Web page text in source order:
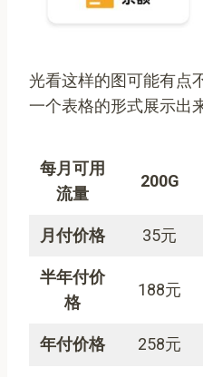
光看这样的图可能有点
一个表格的形式展示出
每月可用
流量
200G
月付价格 35元
半年付价
格
188元
年付价格 258元